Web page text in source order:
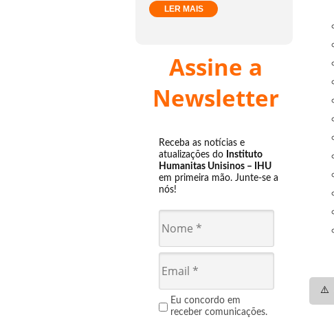
LER MAIS
Assine a
Newsletter
Receba as notícias e
atualizações do Instituto
Humanitas Unisinos – IHU
em primeira mão. Junte-se a
nós!
Eu concordo em
receber comunicações.
⚠️